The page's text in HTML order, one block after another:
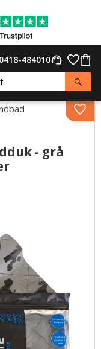
support_agent
0418-484010
- grå